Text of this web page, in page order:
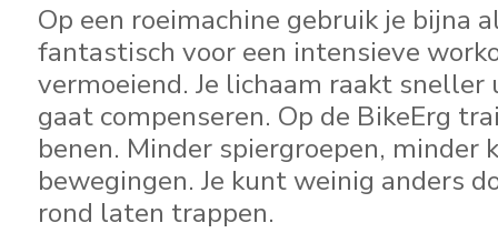
Op een roeimachine gebruik je bijna
fantastisch voor een intensieve
vermoeiend. Je lichaam raakt
gaat compenseren. Op de BikeErg
benen. Minder spiergroepen, minder
bewegingen. Je kunt weinig anders
rond laten trappen.